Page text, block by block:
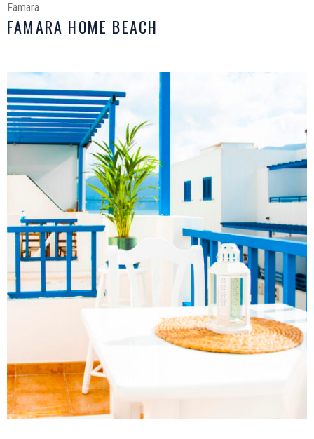
Famara
FAMARA HOME BEACH